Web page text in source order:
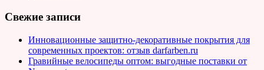
Свежие записи
Инновационные защитно-декоративные покрытия для
современных проектов: отзыв darfarben.ru
Гравийные велосипеды оптом: выгодные поставки от